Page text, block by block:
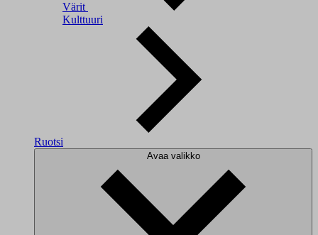
Värit
Kulttuuri
Ruotsi
Avaa valikko